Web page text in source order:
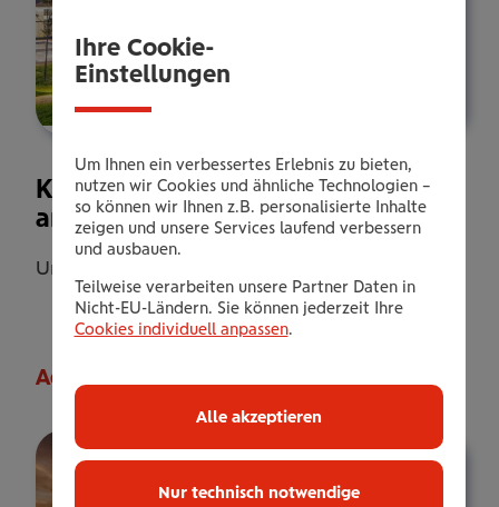
Keszthely's neuestes Hotel direkt
am Plattensee
Ungarn, Zala, Keszthely
Adriatic Istria Resort
Ihre Cookie-
Einstellungen
Um Ihnen ein verbessertes Erlebnis zu bieten,
nutzen wir Cookies und ähnliche Technologien –
so können wir Ihnen z.B. personalisierte Inhalte
zeigen und unsere Services laufend verbessern
und ausbauen.
Teilweise verarbeiten unsere Partner Daten in
Nicht-EU-Ländern. Sie können jederzeit Ihre
Cookies individuell anpassen.
Nur technisch notwendige
Alle akzeptieren